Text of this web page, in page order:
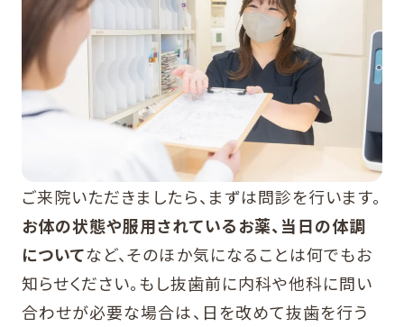
ご来院いただきましたら、まずは問診を行います。
お体の状態や服用されているお薬、当日の体調
についてなど、そのほか気になることは何でもお
知らせください。もし抜歯前に内科や他科に問い
合わせが必要な場合は、日を改めて抜歯を行う